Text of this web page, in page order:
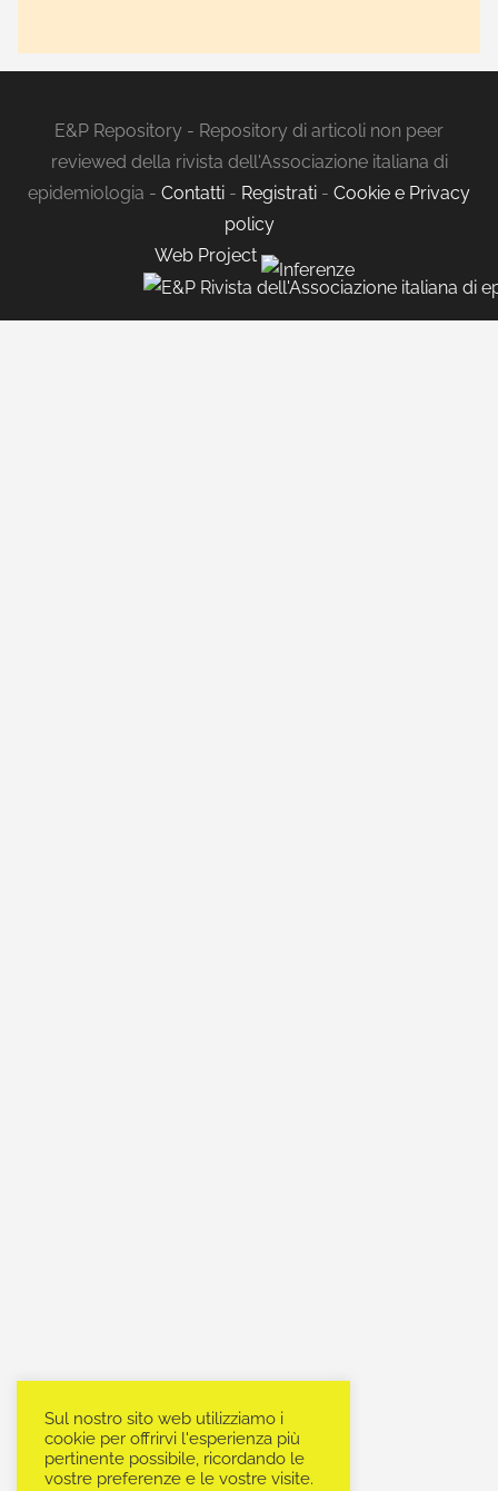
E&P Repository - Repository di articoli non peer
reviewed della rivista dell'Associazione italiana di
epidemiologia - Contatti - Registrati - Cookie e Privacy
policy
Web Project
Sul nostro sito web utilizziamo i
cookie per offrirvi l'esperienza più
pertinente possibile, ricordando le
vostre preferenze e le vostre visite.